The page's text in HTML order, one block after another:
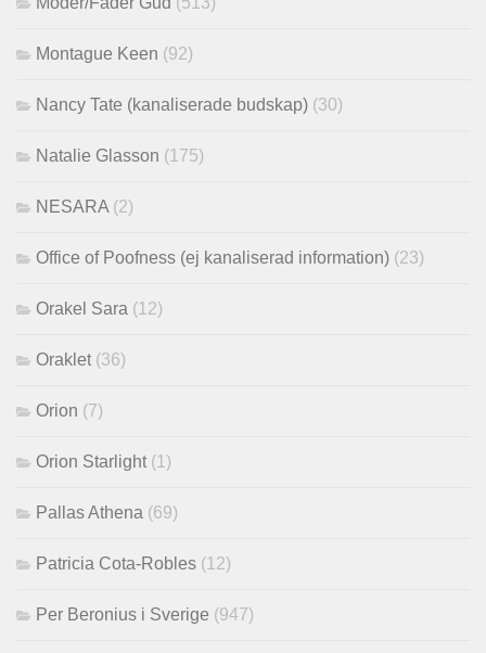
Montague Keen (92)
Nancy Tate (kanaliserade budskap) (30)
Natalie Glasson (175)
NESARA (2)
Office of Poofness (ej kanaliserad information) (23)
Orakel Sara (12)
Oraklet (36)
Orion (7)
Orion Starlight (1)
Pallas Athena (69)
Patricia Cota-Robles (12)
Per Beronius i Sverige (947)